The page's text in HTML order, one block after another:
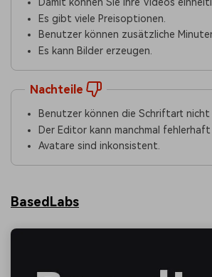
Damit können Sie Ihre Videos
Es gibt viele Preisoptionen.
Benutzer können zusätzliche
Es kann Bilder erzeugen.
Nachteile
Benutzer können die Schriftart nicht
Der Editor kann manchmal fehlerhaft
Avatare sind inkonsistent.
BasedLabs